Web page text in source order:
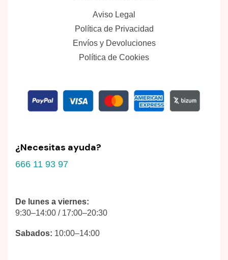
Aviso Legal
Política de Privacidad
Envíos y Devoluciones
Política de Cookies
¿Necesitas ayuda?
666 11 93 97
De lunes a viernes:
9:30–14:00 / 17:00–20:30
Sabados: 10:00–14:00